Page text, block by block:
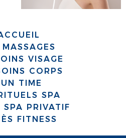
MASSAGES
VISAGE
CORPS
TIME
SPA
SPA PRIVATIF
FITNESS